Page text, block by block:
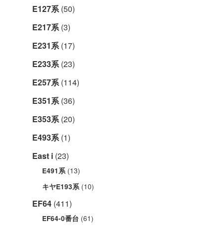
E127系 (50)
E217系 (3)
E231系 (17)
E233系 (23)
E257系 (114)
E351系 (36)
E353系 (20)
E493系 (1)
East i (23)
E491系 (13)
キヤE193系 (10)
EF64 (411)
EF64-0番台 (61)